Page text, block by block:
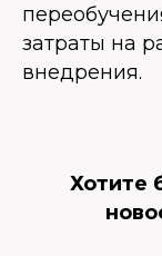
затраты на
внедрения.
Хотите